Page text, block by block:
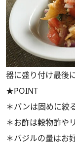
器に盛り付け最後
★POINT
＊パンは固めに絞
＊お酢は穀物酢や
＊バジルの量はお